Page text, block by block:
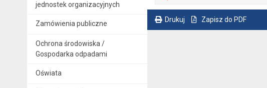
jednostek organizacyjnych
Zamówienia publiczne
Ochrona środowiska /
Gospodarka odpadami
Oświata
Drukuj Zapisz do PDF